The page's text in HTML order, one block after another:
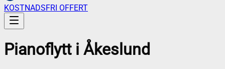
KOSTNADSFRI OFFERT
Pianoflytt i Åkeslund